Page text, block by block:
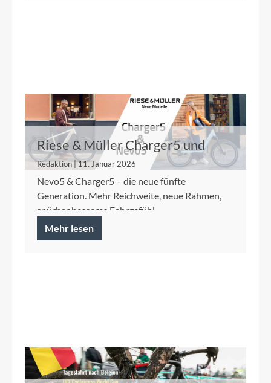
Riese & Müller Charger5 und
Nevo5
Redaktion | 11. Januar 2026
Nevo5 & Charger5 – die neue fünfte
Generation. Mehr Reichweite, neue Rahmen,
spürbar besseres Fahrgefühl.
Mehr lesen